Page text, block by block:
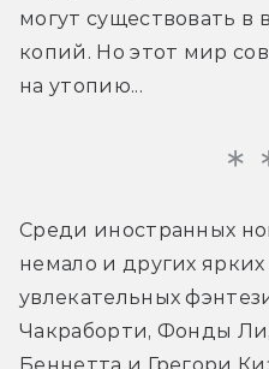
могут существовать в
копий. Но этот мир
на утопию...
Среди иностранных
немало и других
увлекательных
Чакраборти, Фонды